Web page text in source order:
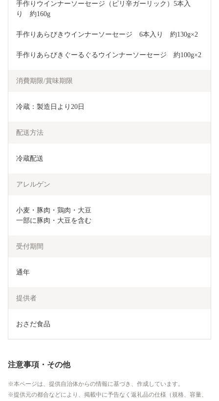
手作りウインナーソーセージ（ピリ辛ガーリック）5本入
り　約160g
手作りあらびきウインナーソーセージ　6本入り　約130g×2
手作りあらびきぐーるぐるウインナーソーセージ　約100g×2
消費期限/賞味期限
冷蔵：製造日より20日
配送方法
冷蔵配送
アレルゲン
小麦・豚肉・鶏肉・大豆
一部に豚肉・大豆を含む
受付期間
通年
提供者
おさだ食品
注意事項・その他
本ページは、提供自治体からの情報に基づき、作成しています。
提供元の都合などにより、掲載中に予告なく返礼品の仕様（規格、容量、